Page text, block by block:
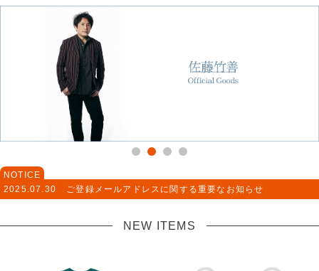
NOTICE
2025.07.30
ご登録メールアドレスに関する重要なお知らせ
NEW ITEMS